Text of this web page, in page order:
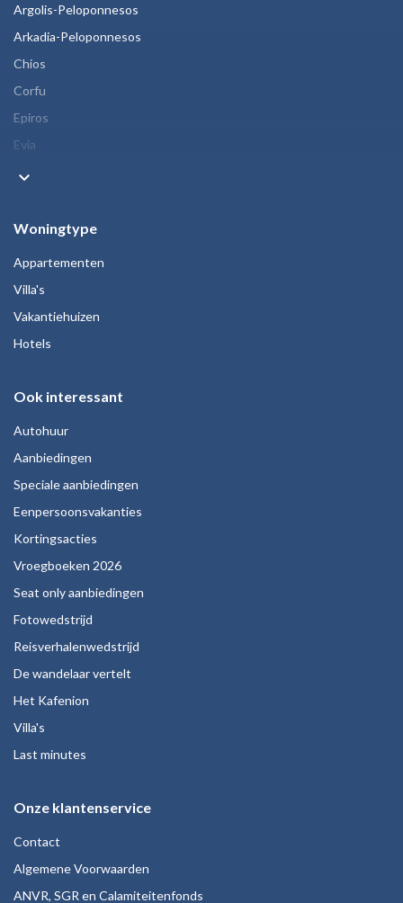
Argolis-Peloponnesos
Arkadia-Peloponnesos
Chios
Corfu
Epiros
Evia
keyboard_arrow_down
Woningtype
Appartementen
Villa's
Vakantiehuizen
Hotels
Ook interessant
Autohuur
Aanbiedingen
Speciale aanbiedingen
Eenpersoonsvakanties
Kortingsacties
Vroegboeken 2026
Seat only aanbiedingen
Fotowedstrijd
Reisverhalenwedstrijd
De wandelaar vertelt
Het Kafenion
Villa's
Last minutes
Onze klantenservice
Contact
Algemene Voorwaarden
ANVR, SGR en Calamiteitenfonds